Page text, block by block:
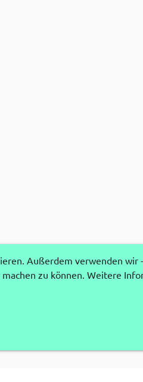
Außerdem verwenden
zu können. Weitere